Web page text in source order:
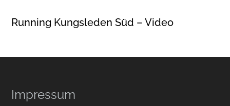
Running Kungsleden Süd – Video
Footer
Impressum